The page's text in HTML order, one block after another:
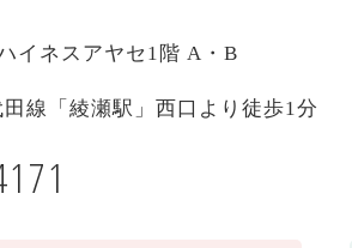
イネスアヤセ1階 A・B
線「綾瀬駅」西口より徒歩1分